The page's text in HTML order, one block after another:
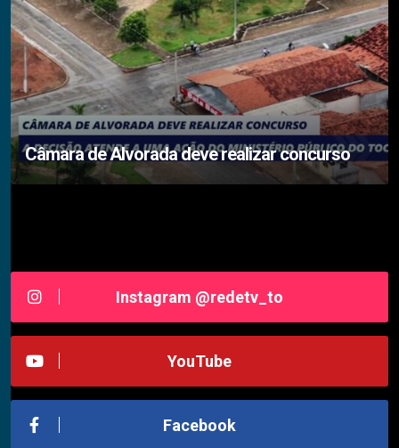
Câmara de Alvorada deve realizar concurso
Instagram @redetv_to
YouTube
Facebook